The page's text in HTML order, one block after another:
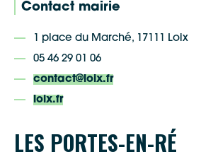
Contact mairie
1 place du Marché, 17111 Loix
05 46 29 01 06
contact@loix.fr
loix.fr
LES PORTES-EN-RÉ